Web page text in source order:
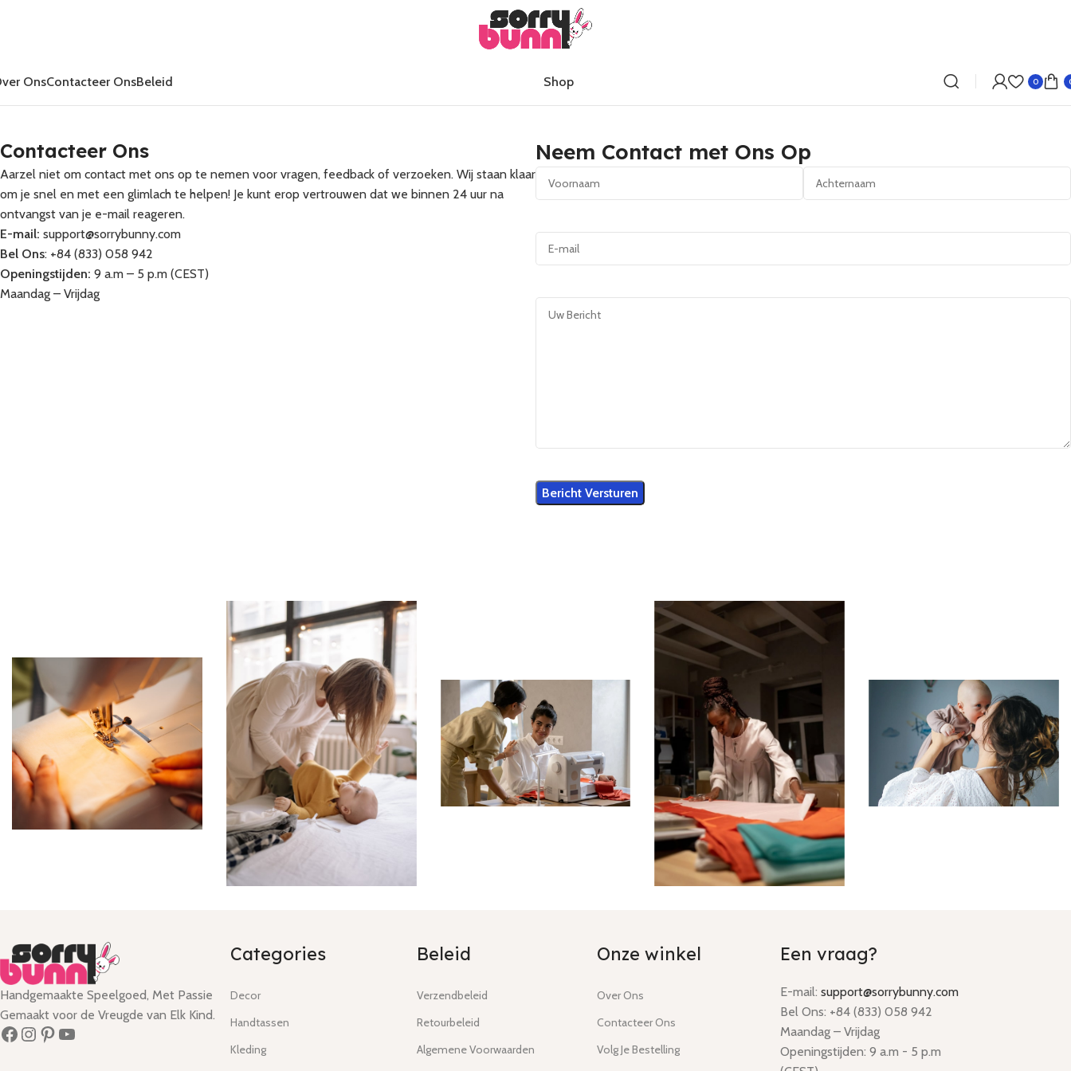
OnsContacteer OnsBeleid Shop 0
Contacteer Ons
Aarzel niet om contact met ons op te nemen voor vragen, feedback of verzoeken. Wij staan klaar
om je snel en met een glimlach te helpen! Je kunt erop vertrouwen dat we binnen 24 uur na
ontvangst van je e-mail reageren.
E-mail: support@sorrybunny.com
Bel Ons: +84 (833) 058 942
Openingstijden: 9 a.m – 5 p.m (CEST)
Maandag – Vrijdag
Neem Contact met Ons Op
Handgemaakte Speelgoed, Met Passie
Gemaakt voor de Vreugde van Elk Kind.
Categories
Decor
Handtassen
Kleding
Beleid
Verzendbeleid
Retourbeleid
Algemene Voorwaarden
Onze winkel
Over Ons
Contacteer Ons
Volg Je Bestelling
Een vraag?
E-mail:support@sorrybunny.com
Bel Ons: +84 (833) 058 942
Maandag – Vrijdag
Openingstijden: 9 a.m - 5 p.m